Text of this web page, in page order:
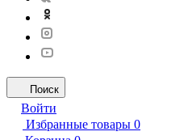
Поиск
Войти
Избранные товары 0